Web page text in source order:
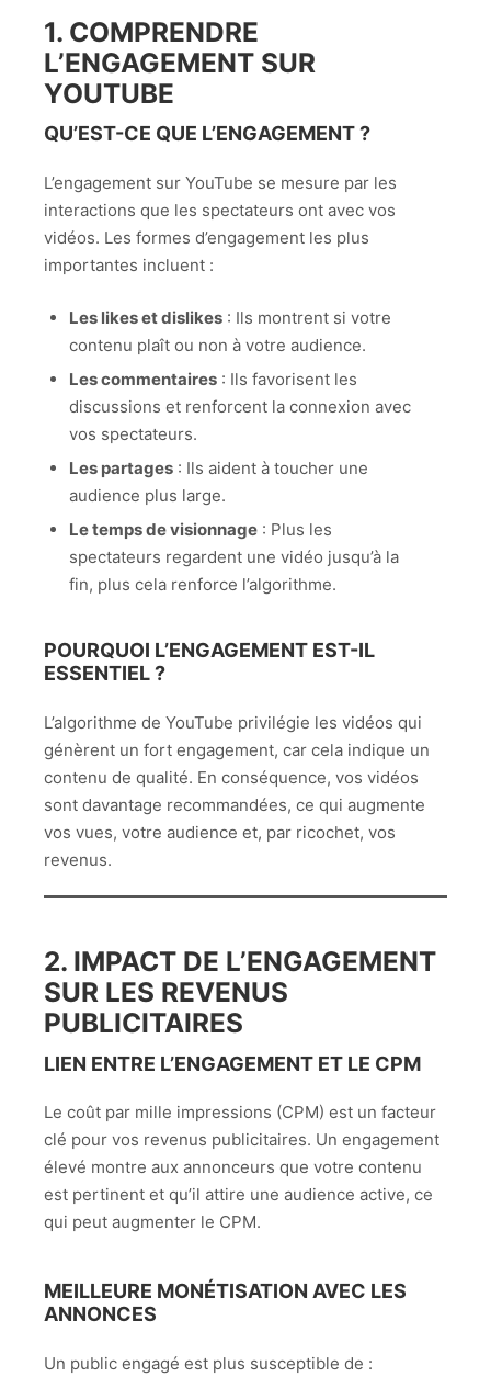
1. COMPRENDRE
L’ENGAGEMENT SUR
YOUTUBE
QU’EST-CE QUE L’ENGAGEMENT ?
L’engagement sur YouTube se mesure par les
interactions que les spectateurs ont avec vos
vidéos. Les formes d’engagement les plus
importantes incluent :
Les likes et dislikes: Ils montrent si votre
contenu plaît ou non à votre audience.
Les commentaires: Ils favorisent les
discussions et renforcent la connexion avec
vos spectateurs.
Les partages: Ils aident à toucher une
audience plus large.
Le temps de visionnage: Plus les
spectateurs regardent une vidéo jusqu’à la
fin, plus cela renforce l’algorithme.
POURQUOI L’ENGAGEMENT EST-IL
ESSENTIEL ?
L’algorithme de YouTube privilégie les vidéos qui
génèrent un fort engagement, car cela indique un
contenu de qualité. En conséquence, vos vidéos
sont davantage recommandées, ce qui augmente
vos vues, votre audience et, par ricochet, vos
revenus.
2. IMPACT DE L’ENGAGEMENT
SUR LES REVENUS
PUBLICITAIRES
LIEN ENTRE L’ENGAGEMENT ET LE CPM
Le coût par mille impressions (CPM) est un facteur
clé pour vos revenus publicitaires. Un engagement
élevé montre aux annonceurs que votre contenu
est pertinent et qu’il attire une audience active, ce
qui peut augmenter le CPM.
MEILLEURE MONÉTISATION AVEC LES
ANNONCES
Un public engagé est plus susceptible de :